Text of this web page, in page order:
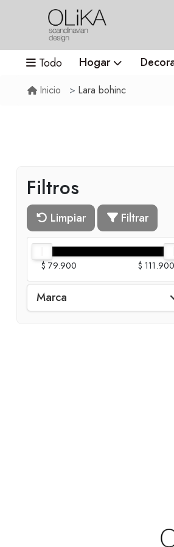
Todo Hogar
Inicio Lara bohinc
Filtros
Limpiar Filtrar
$ 79.900 $ 111.900
Marca